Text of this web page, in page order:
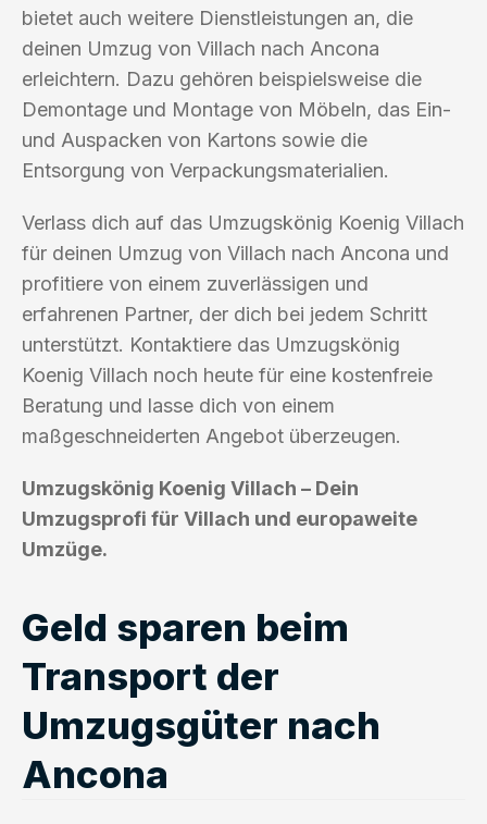
bietet auch weitere Dienstleistungen an, die
deinen Umzug von Villach nach Ancona
erleichtern. Dazu gehören beispielsweise die
Demontage und Montage von Möbeln, das Ein-
und Auspacken von Kartons sowie die
Entsorgung von Verpackungsmaterialien.
Verlass dich auf das Umzugskönig Koenig Villach
für deinen Umzug von Villach nach Ancona und
profitiere von einem zuverlässigen und
erfahrenen Partner, der dich bei jedem Schritt
unterstützt. Kontaktiere das Umzugskönig
Koenig Villach noch heute für eine kostenfreie
Beratung und lasse dich von einem
maßgeschneiderten Angebot überzeugen.
Umzugskönig Koenig Villach – Dein
Umzugsprofi für Villach und europaweite
Umzüge.
Geld sparen beim
Transport der
Umzugsgüter nach
Ancona